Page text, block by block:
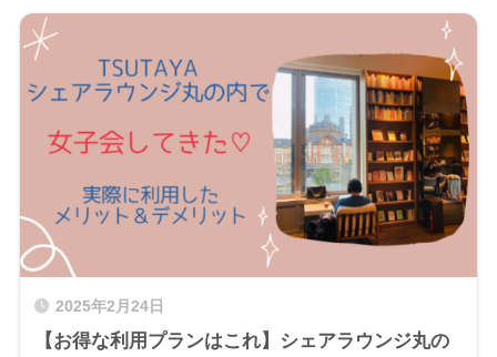
2025年2月24日
【お得な利用プランはこれ】シェアラウンジ丸の